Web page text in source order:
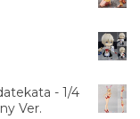
- 1/4
Ver.